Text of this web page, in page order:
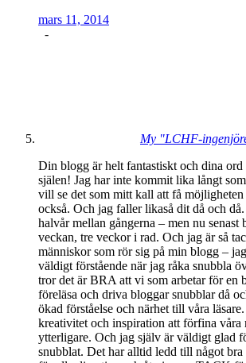
mars 11, 2014
-
My "LCHF-
Din blogg är helt fantastiskt och dina
själen! Jag har inte kommit lika långt
vill se det som mitt kall att få möjligheten
också. Och jag faller likaså dit då och
halvår mellan gångerna – men nu senast
veckan, tre veckor i rad. Och jag är så
människor som rör sig på min blogg –
väldigt förstående när jag råka snubbla
tror det är BRA att vi som arbetar för en
föreläsa och driva bloggar snubblar då
ökad förståelse och närhet till våra
kreativitet och inspiration att förfina våra
ytterligare. Och jag själv är väldigt glad
snubblat. Det har alltid ledd till något